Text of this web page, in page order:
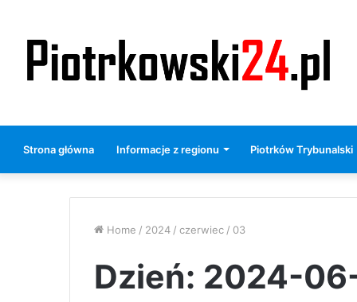
Strona główna Informacje z regionu Piotrków Trybunalski
Home / 2024 / czerwiec / 03
Dzień: 2024-